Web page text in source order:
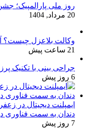
روز ملی پارالمپیک؛
20 مرداد, 1404
وکالت بلاعزل چیست؟
21 ساعت پیش
جراحی بینی با تکنیک
6 روز پیش
ایمپلنت دیجیتال در
دندان به سمت فناوری
7 روز پیش